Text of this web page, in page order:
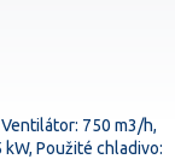
750 m3/h,
Použité chladivo: